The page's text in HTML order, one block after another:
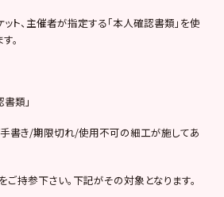
ト、主催者が指定する「本人確認書類」を使
。
類」
書き/期限切れ/使用不可の細工が施してあ
持参下さい。下記がその対象となります。